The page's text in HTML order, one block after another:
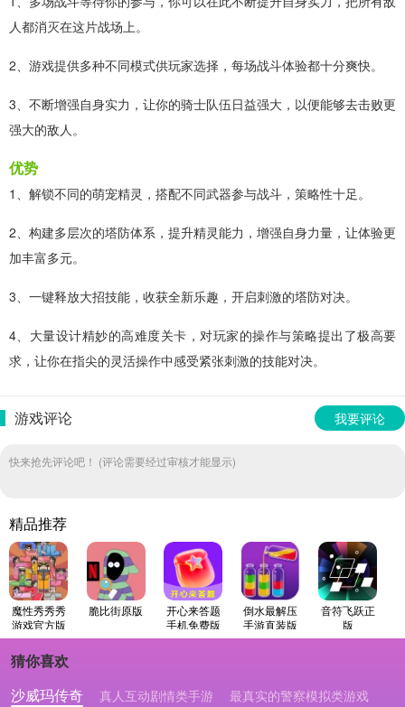
人都消灭在这片战场上。
2、游戏提供多种不同模式供玩家选择，每场战斗体验都十分爽快。
3、不断增强自身实力，让你的骑士队伍日益强大，以便能够去击败更
强大的敌人。
优势
1、解锁不同的萌宠精灵，搭配不同武器参与战斗，策略性十足。
2、构建多层次的塔防体系，提升精灵能力，增强自身力量，让体验更
加丰富多元。
3、一键释放大招技能，收获全新乐趣，开启刺激的塔防对决。
4、大量设计精妙的高难度关卡，对玩家的操作与策略提出了极高要
求，让你在指尖的灵活操作中感受紧张刺激的技能对决。
游戏评论 我要评论
快来抢先评论吧！ (评论需要经过审核才能显示)
精品推荐
魔性秀秀秀
游戏官方版
脆比街原版
开心来答题
手机免费版
倒水最解压
手游直装版
音符飞跃正
版
猜你喜欢
沙威玛传奇
真人互动剧情类手游 最真实的警察模拟类游戏